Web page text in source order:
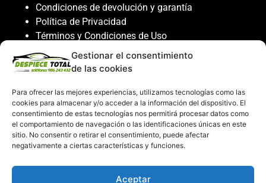
Gestionar el consentimiento
de las cookies
Para ofrecer las mejores experiencias, utilizamos tecnologías como las
cookies para almacenar y/o acceder a la información del dispositivo. El
consentimiento de estas tecnologías nos permitirá procesar datos como
el comportamiento de navegación o las identificaciones únicas en este
sitio. No consentir o retirar el consentimiento, puede afectar
negativamente a ciertas características y funciones.
Aceptar
Condiciones de devolución y garantía
Política de Privacidad
Términos y Condiciones de Uso
Política de Cookies
Servicio al cliente
Contacto
986 243 432
608 867 074
recambiosdespiecetotal@gmail.com
Mi cuenta